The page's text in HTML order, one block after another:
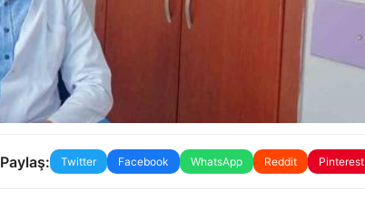
Paylaş: Twitter Facebook WhatsApp Reddit Pinterest